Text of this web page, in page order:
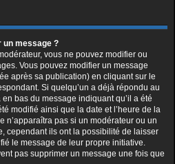
un message ?
vous ne pouvez modifier ou
Vous pouvez modifier un message
après sa publication) en cliquant sur le
Si quelqu’un a déjà répondu au
bas du message indiquant qu’il a été
modifié ainsi que la date et l’heure de la
n’apparaîtra pas si un modérateur ou un
cependant ils ont la possibilité de laisser
le message de leur propre initiative.
pas supprimer un message une fois que